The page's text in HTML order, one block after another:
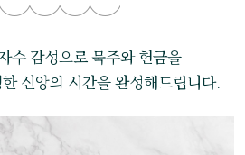
수 감성으로 묵주와 헌금을
신앙의 시간을 완성해드립니다.